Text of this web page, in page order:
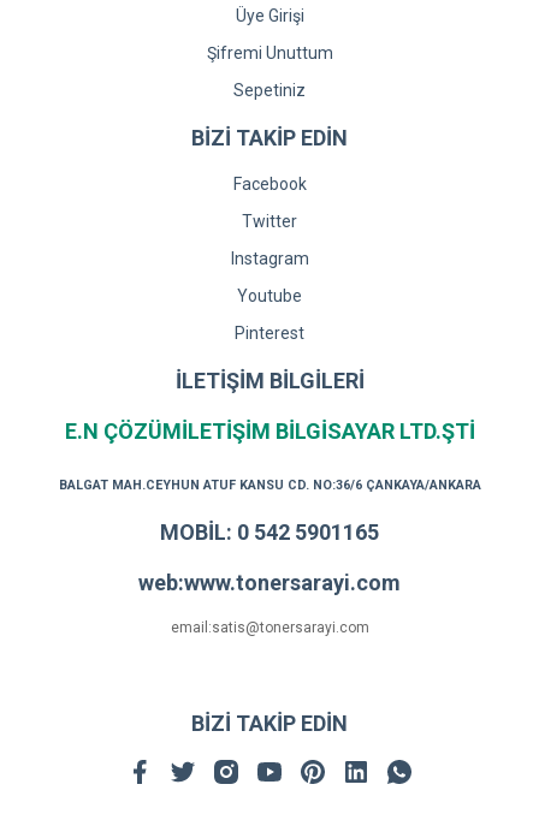
Üye Girişi
Şifremi Unuttum
Sepetiniz
BİZİ TAKİP EDİN
Facebook
Twitter
Instagram
Youtube
Pinterest
İLETİŞİM BİLGİLERİ
E.N ÇÖZÜMİLETİŞİM BİLGİSAYAR LTD.ŞTİ
BALGAT MAH.CEYHUN ATUF KANSU CD. NO:36/6 ÇANKAYA/ANKARA
MOBİL: 0 542 5901165
web:www.tonersarayi.com
email:satis@tonersarayi.com
BİZİ TAKİP EDİN